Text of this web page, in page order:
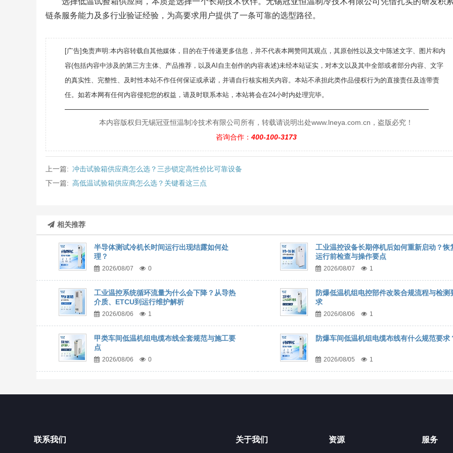
链条服务能力及多行业验证经验，为高要求用户提供了一条可靠的选型路径。
[广告]免责声明:本内容转载自其他媒体，目的在于传递更多信息，并不代表本网赞同其观点，其原创性以及文中陈述文字、图片和内
容(包括内容中涉及的第三方主体、产品推荐，以及AI自主创作的内容表述)未经本站证实，对本文以及其中全部或者部分内容、文字
的真实性、完整性、及时性本站不作任何保证或承诺，并请自行核实相关内容。本站不承担此类作品侵权行为的直接责任及连带责
任。如若本网有任何内容侵犯您的权益，请及时联系本站，本站将会在24小时内处理完毕。
—————————————————————————————————————————————
本内容版权归无锡冠亚恒温制冷技术有限公司所有，转载请说明出处www.lneya.com.cn，盗版必究！
咨询合作： 400-100-3173
上一篇: 冲击试验箱供应商怎么选？三步锁定高性价比可靠设备
下一篇: 高低温试验箱供应商怎么选？关键看这三点
相关推荐
半导体测试冷机长时间运行出现结露如何处
理？
2026/08/07 0
工业温控设备长期停机后如何重新启动？恢
运行前检查与操作要点
2026/08/07 1
工业温控系统循环流量为什么会下降？从导热
介质、ETCU到运行维护解析
2026/08/06 1
防爆低温机组电控部件改装合规流程与检测
求
2026/08/06 1
甲类车间低温机组电缆布线全套规范与施工要
点
2026/08/06 0
防爆车间低温机组电缆布线有什么规范要求
2026/08/05 1
联系我们 关于我们 资源 服务